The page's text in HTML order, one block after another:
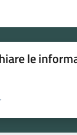
le
pagina
5 stelle su 5
stelle su 5
su 5
5